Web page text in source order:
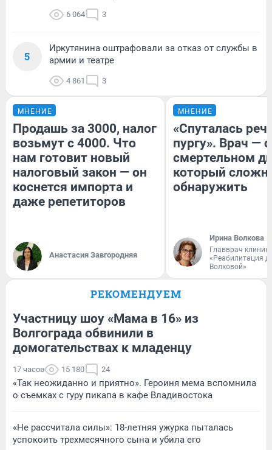
6 064 3
5
Иркутянина оштрафовали за отказ от службы в
армии и театре
4 861 3
МНЕНИЕ
Продашь за 3000, налог
возьмут с 4000. Что
нам готовит новый
налоговый закон — он
коснется импорта и
даже репетиторов
Анастасия Завгородняя
МНЕНИЕ
«Спуталась
пургу». Врач — о
смертельном
который
обнаружить
Ирина Волкова
Главврач
«Реабилитация
Волковой»
РЕКОМЕНДУЕМ
Участницу шоу «Мама в 16» из
Волгограда обвинили в
домогательствах к младенцу
17 часов 15 180 24
«Так неожиданно и приятно». Героиня мема вспомнила
о съемках с гуру пикапа в кафе Владивостока
«Не рассчитала силы»: 18-летняя ужурка пыталась
успокоить трехмесячного сына и убила его